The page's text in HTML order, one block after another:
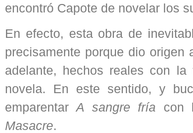
encontró Capote de novelar los
En efecto, esta obra de
precisamente porque dio
adelante, hechos reales con
novela. En este sentido, y
emparentarA sangre fría con
Masacre.